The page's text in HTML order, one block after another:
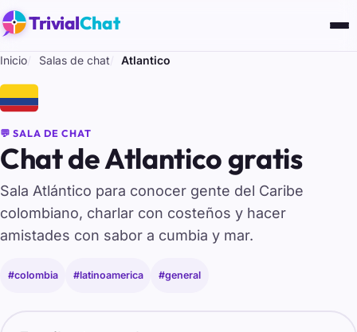
TrivialChat
Inicio Salas de chat Atlantico
🇨🇴
💬 SALA DE CHAT
Chat de Atlantico gratis
Sala Atlántico para conocer gente del Caribe
colombiano, charlar con costeños y hacer
amistades con sabor a cumbia y mar.
#colombia #latinoamerica #general